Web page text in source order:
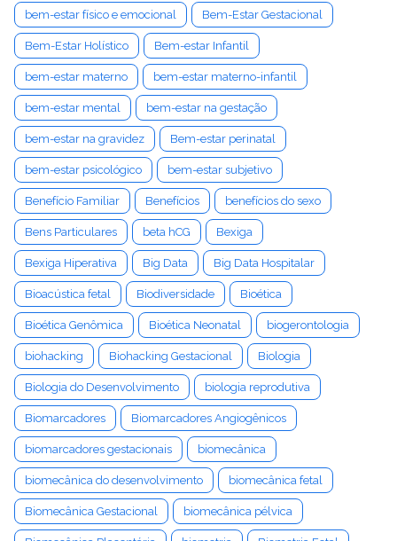
bem-estar físico e emocional Bem-Estar Gestacional
Bem-Estar Holístico Bem-estar Infantil
bem-estar materno bem-estar materno-infantil
bem-estar mental bem-estar na gestação
bem-estar na gravidez Bem-estar perinatal
bem-estar psicológico bem-estar subjetivo
Benefício Familiar Benefícios benefícios do sexo
Bens Particulares beta hCG Bexiga
Bexiga Hiperativa Big Data Big Data Hospitalar
Bioacústica fetal Biodiversidade Bioética
Bioética Genômica Bioética Neonatal biogerontologia
biohacking Biohacking Gestacional Biologia
Biologia do Desenvolvimento biologia reprodutiva
Biomarcadores Biomarcadores Angiogênicos
biomarcadores gestacionais biomecânica
biomecânica do desenvolvimento biomecânica fetal
Biomecânica Gestacional biomecânica pélvica